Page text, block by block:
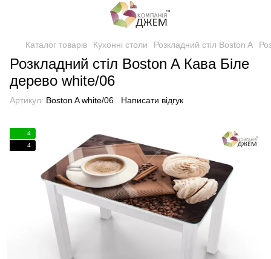
Каталог товарів Кухонні столи Розкладний стіл Boston A
Розкладний стіл Boston A Кава Біле
дерево white/06
Артикул: Boston A white/06 Написати відгук
4
4